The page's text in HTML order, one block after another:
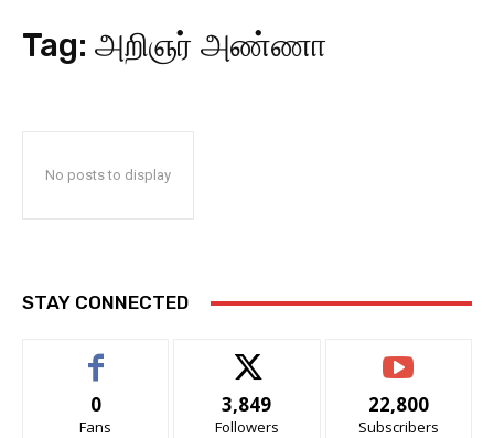
Tag: அறிஞர் அண்ணா
No posts to display
STAY CONNECTED
0
Fans
3,849
Followers
22,800
Subscribers